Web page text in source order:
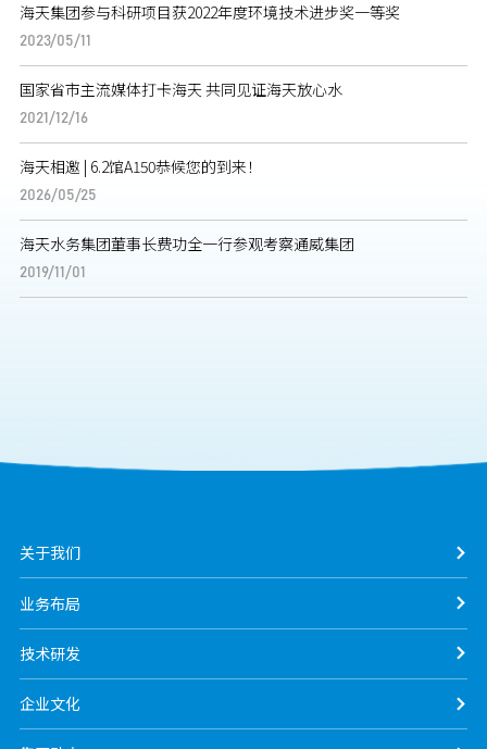
海天集团参与科研项目获2022年度环境技术进步奖一等奖
2023/05/11
国家省市主流媒体打卡海天 共同见证海天放心水
2021/12/16
海天相邀 | 6.2馆A150恭候您的到来！
2026/05/25
海天水务集团董事长费功全一行参观考察通威集团
2019/11/01
关于我们
业务布局
技术研发
企业文化